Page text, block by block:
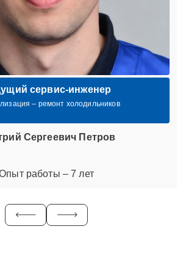
сервис-инженер
– ремонт холодильников
Сергеевич Петров
работы – 7 лет